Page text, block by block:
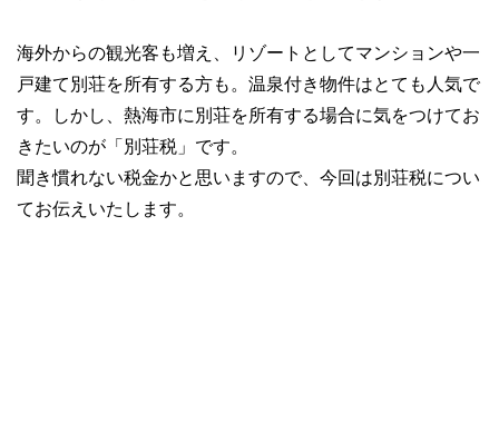
海外からの観光客も増え、リゾートとしてマンションや一
戸建て別荘を所有する方も。温泉付き物件はとても人気で
す。しかし、熱海市に別荘を所有する場合に気をつけてお
きたいのが「別荘税」です。
聞き慣れない税金かと思いますので、今回は別荘税につい
てお伝えいたします。